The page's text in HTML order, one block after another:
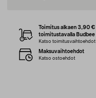
Toimitus alkaen 3,90 €
toimitustavalla Budbee
Katso toimitusvaihtoehdot
Maksuvaihtoehdot
Katso ostoehdot